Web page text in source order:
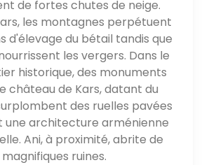
de fortes chutes de neige.
les montagnes perpétuent
d'élevage du bétail tandis que
les vergers. Dans le
historique, des monuments
château de Kars, datant du
des ruelles pavées
une architecture arménienne
Ani, à proximité, abrite de
magnifiques ruines.